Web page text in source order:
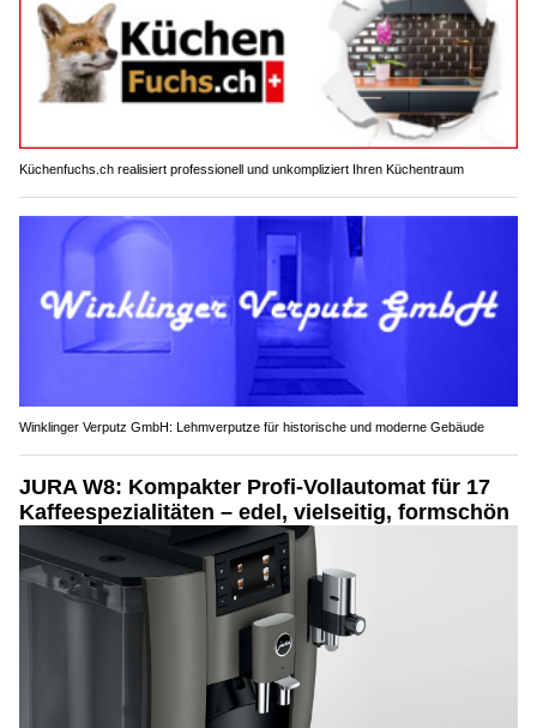
Küchenfuchs.ch realisiert professionell und unkompliziert Ihren Küchentraum
Winklinger Verputz GmbH: Lehmverputze für historische und moderne Gebäude
JURA W8: Kompakter Profi-Vollautomat für 17
Kaffeespezialitäten – edel, vielseitig, formschön